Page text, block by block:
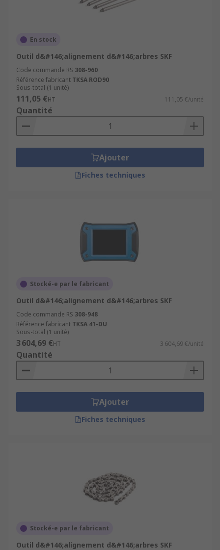
En stock
Outil d&#146;alignement d&#146;arbres SKF
Code commande RS 308-960
Référence fabricant TKSA ROD90
Sous-total (1 unité)
111,05 €HT 111,05 €/unité
Quantité
Ajouter
Fiches techniques
Stocké-e par le fabricant
Outil d&#146;alignement d&#146;arbres SKF
Code commande RS 308-948
Référence fabricant TKSA 41-DU
Sous-total (1 unité)
3 604,69 €HT 3 604,69 €/unité
Quantité
Ajouter
Fiches techniques
Stocké-e par le fabricant
Outil d&#146;alignement d&#146;arbres SKF